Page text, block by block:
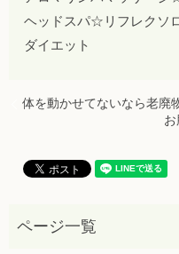
ヘッドスパ☆リフレクソ
ダイエット
体を動かせてないなら老廃